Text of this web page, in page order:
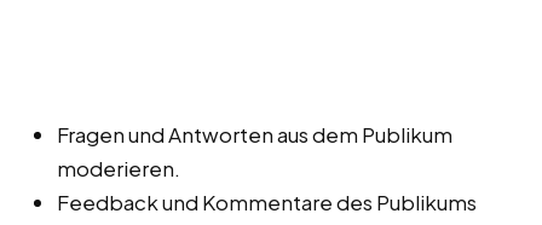
Fragen und Antworten aus dem Publikum
moderieren.
Feedback und Kommentare des Publikums